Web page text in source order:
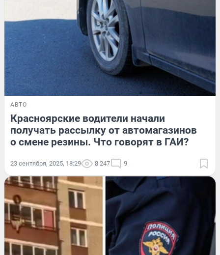
АВТО
Красноярские водители начали
получать рассылку от автомагазинов
о смене резины. Что говорят в ГАИ?
23 сентября, 2025, 18:29 8 247 9